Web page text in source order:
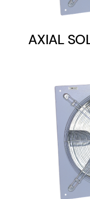
AXIAL